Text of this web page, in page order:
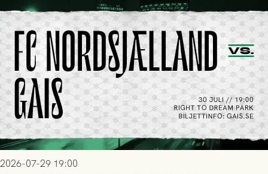
2026-07-29 19:00